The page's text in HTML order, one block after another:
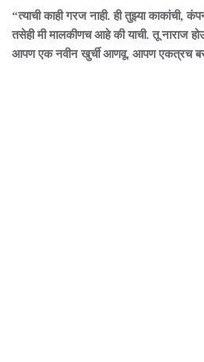
“त्याची काही गरज नाही. ही तुझ्या काकांची,
तसेही मी मालकीणच आहे की याची. तू नाराज
आपण एक नवीन खुर्ची आणवू. आपण एकत्रच